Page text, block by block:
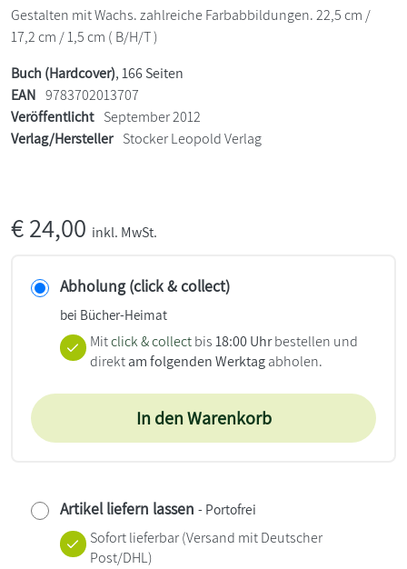
Gestalten mit Wachs. zahlreiche Farbabbildungen. 22,5 cm /
17,2 cm / 1,5 cm ( B/H/T )
Buch (Hardcover), 166 Seiten
EAN 9783702013707
Veröffentlicht September 2012
Verlag/Hersteller Stocker Leopold Verlag
€24,00 inkl. MwSt.
Abholung (click & collect)
bei Bücher-Heimat
Mitclick & collect bis18:00 Uhrbestellen und
direktam folgenden Werktagabholen.
In den Warenkorb
Artikel liefern lassen - Portofrei
Sofort lieferbar(Versand mit Deutscher
Post/DHL)